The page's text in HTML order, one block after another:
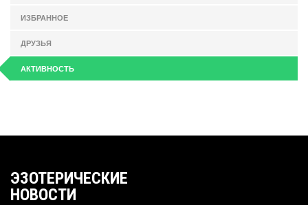
ИЗБРАННОЕ
ДРУЗЬЯ
АКТИВНОСТЬ
ЭЗОТЕРИЧЕСКИЕ
НОВОСТИ